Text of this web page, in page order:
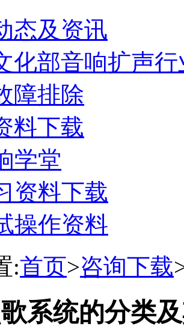
态及资讯
化部音响扩声
障排除
料下载
学堂
资料下载
操作资料
:首页>咨询下载
系统的分类